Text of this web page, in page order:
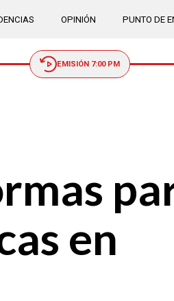
OPINIÓN PUNTO DE
EMISIÓN 7:00 PM
en